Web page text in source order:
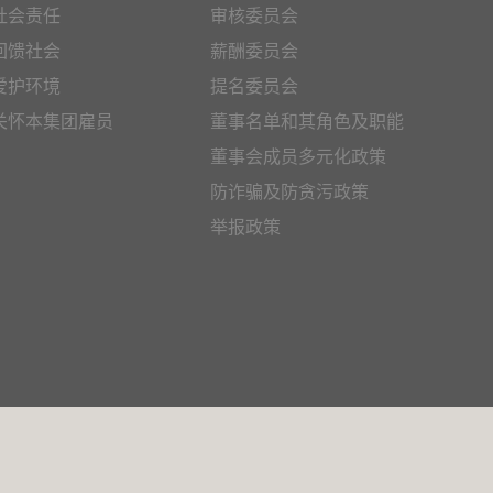
会责任
馈社会
护环境
怀本集团雇员
审核委员会
薪酬委员会
提名委员会
董事名单和其角色及职能
董事会成员多元化政策
防诈骗及防贪污政策
举报政策